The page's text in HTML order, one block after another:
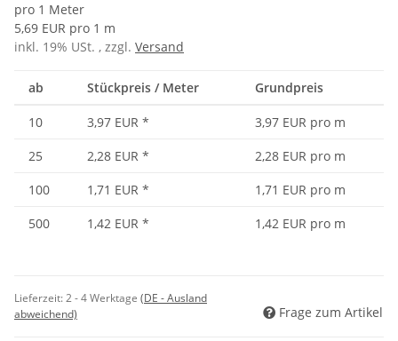
pro 1 Meter
5,69 EUR pro 1 m
inkl. 19% USt. , zzgl. Versand
ab Stückpreis / Meter Grundpreis
10 3,97 EUR *
3,97 EUR pro m
25
2,28 EUR *
2,28 EUR pro m
100
1,71 EUR *
1,71 EUR pro m
500
1,42 EUR * 1,42 EUR pro m
Lieferzeit:2 - 4 Werktage (DE - Ausland
abweichend)
Frage zum Artikel